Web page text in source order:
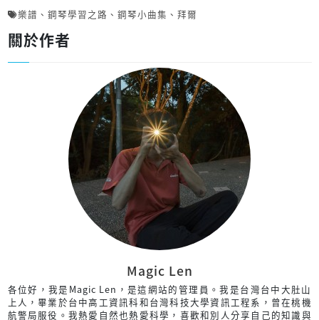
樂譜 、 鋼琴學習之路 、 鋼琴小曲集 、 拜爾
關於作者
Magic Len
各位好，我是Magic Len，是這網站的管理員。我是台灣台中大肚山
上人，畢業於台中高工資訊科和台灣科技大學資訊工程系，曾在桃機
航警局服役。我熱愛自然也熱愛科學，喜歡和別人分享自己的知識與